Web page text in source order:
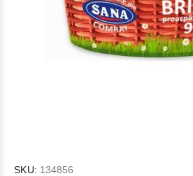
SKU: 134856